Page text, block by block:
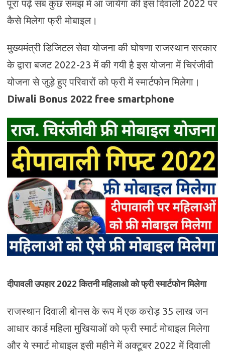
पूरा पढ़े सब कुछ समझ में आ जायेगा की इस दिवाली 2022 पर
कैसे मिलेगा फ्री मोबाइल।
मुख्यमंत्री डिजिटल सेवा योजना की घोषणा राजस्थान सरकार
के द्वारा बजट 2022-23 में की गयी है इस योजना में चिरंजीवी
योजना से जुड़े हुए परिवारों को फ्री में स्मार्टफोन मिलेगा।
Diwali Bonus 2022 free smartphone
दीपावली उपहार 2022 कितनी महिलाओ को फ्री स्मार्टफोन मिलेगा
राजस्थान दिवाली बोनस के रूप में एक करोड़ 35 लाख जन
आधार कार्ड महिला मुखियाओं को फ्री स्मार्ट मोबाइल मिलेगा
और ये स्मार्ट मोबाइल इसी महीने में अक्टूबर 2022 में दिवाली